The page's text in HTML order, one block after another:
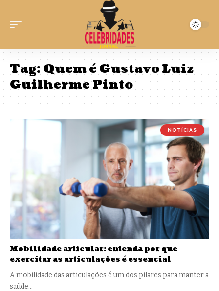
Tag:Quem é Gustavo Luiz
Guilherme Pinto
NOTÍCIAS
Mobilidade articular: entenda por que
exercitar as articulações é essencial
A mobilidade das articulações é um dos pilares para manter a
saúde…